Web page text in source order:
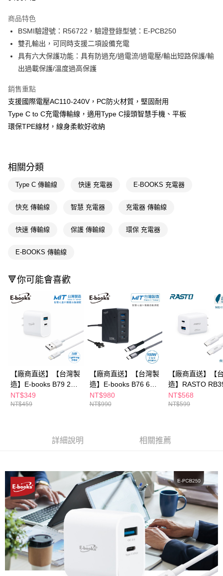
Apple Pay
街口支付
悠遊付
Google Pay
AFTEE先享後付
相關說明
【關於「AFTEE先享後付」】
２．便利：只要手機號碼，簡訊認證，即可結帳。
３．安心：先確認商品／服務後，再付款。
【「AFTEE先享後付」結帳流程】
結帳頁面，進行簡訊認證並確認金額後，即可完成結帳。
３．收到繳費通知簡訊後14天內，點擊此簡訊中的連結，可透過四大超商／
ATM／網路銀行／等多元方式進行付款，方視為交易完成。
購買商品的店家。未經商家同意取消之訂單仍視為有效，需透過AFTEE先享
是否繳費成功／繳費後需取消欲退款等相關疑問，請聯繫「AFTEE先享後付
【注意事項】
１．透過由恩沛科技股份有限公司提供之「AFTEE先享後付」服務完成之交
易，需依本服務之必要範圍內提供個人資料，並將交易相關給付款項請求債
權轉讓予恩沛科技股份有限公司。
２．關於個人資料處理事宜，請瀏覽以下網址：
https://aftee.tw/terms/#terms3
３．未成年的使用者請事先徵得法定代理人或監護人之同意方可使用
「AFTEE先享後付」，若未經同意申辦者引起之損失，本公司不負相關責
任。
４．使用「AFTEE先享後付」時，將依據個別帳號之用戶狀況，依本公司即
時審查核予不同之上限額度；若仍有額度不足之情形，本公司將視審查結果
請求用戶進行身份認證。
每筆NT$100，滿NT$590(含以上)免運費
宅配(離島廠商直送🚚)
商品特色
BSMI驗證號：R56722，驗證登錄型號：E-PCB250
雙孔輸出，可同時支援二項設備充電
具有六大保護功能：具有防過充/過電流/過電壓/輸出短路保護/輸
出過載保護/溫度過高保護
銷售重點
支援國際電壓AC110-240V，PC防火材質，堅固耐用
Type C to C充電傳輸線，適用Type C接頭智慧手機、平板
環保TPE線材，線身柔軟好收納
相關分類
Type C 傳輸線 快速 充電器 E-BOOKS 充電器
快充 傳輸線 智慧 充電器 充電器 傳輸線
快速 傳輸線 保護 傳輸線 環保 充電器
E-BOOKS 傳輸線
🔻你可能會喜歡
【廠商直送】【台灣製
造】E-books B79 20W
PD+QC3.0快速充電器
贈 Lightning 充電傳輸
NT$349
NT$459
【廠商直送】【台灣製
造】E-books B76 60W
長線型五孔快速充電器
+100W 鋁合金C to C
NT$980
NT$990
【廠商直送】【
造】RASTO
35W GaN
充電器+ 60W C
NT$568
NT$599
詳細說明 相關推薦